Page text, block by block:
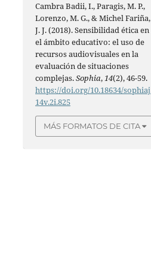
Cambra Badii, I., Paragis, M. P.,
Lorenzo, M. G., & Michel Fariña,
J. J. (2018). Sensibilidad ética en
el ámbito educativo: el uso de
recursos audiovisuales en la
evaluación de situaciones
complejas.Sophia,14(2), 46-59.
https://doi.org/10.18634/
14v.2i.825
MÁS FORMATOS DE CITA